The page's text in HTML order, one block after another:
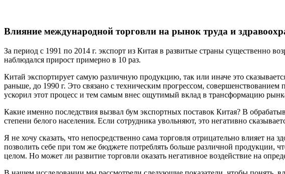
Влияние международной торговли на рынок труда и
За период с 1991 по 2014 г. экспорт из Китая в развитые страны
наблюдался прирост примерно в 10 раз.
Китай экспортирует самую различную продукцию, так или иначе это
раньше, до 1990 г. Это связано с техническим прогрессом,
ускорил этот процесс и тем самым внес ощутимый вклад в трансформацию
Какие именно последствия вызвал бум экспортных поставок Китая? В
степени белого населения. Если сотрудника увольняют, это негативно
Я не хочу сказать, что непосредственно сама торговля отрицательно влияет на
позволить себе при том же бюджете потреблять больше различной продукции,
целом. Но может ли развитие торговли оказать негативное воздействие на